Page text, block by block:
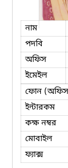
নাম
পদবি
অফিস
ইমেইল
ফোন
ইন্টারকম
কক্ষ নম্বর
মোবাইল
ফ্যাক্স